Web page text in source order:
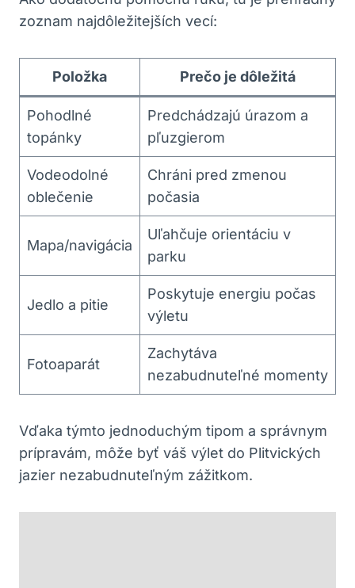
zoznam najdôležitejších⁣ vecí:
Položka Prečo je‌ dôležitá
Pohodlné
topánky
Predchádzajú úrazom a
pľuzgierom
Vodeodolné
oblečenie
Chráni pred zmenou⁢
počasia
Mapa/navigácia
Uľahčuje ‌orientáciu v
parku
Jedlo a pitie
Poskytuje energiu počas
výletu
Fotoaparát
Zachytáva⁢
nezabudnuteľné ​momenty
Vďaka týmto ‌jednoduchým tipom a správnym
prípravám, môže‌ byť váš výlet do Plitvických
jazier ‍nezabudnuteľným⁤ zážitkom.